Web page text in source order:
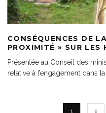
CONSÉQUENCES DE
PROXIMITÉ » SUR
Présentée au Conseil des
relative à l’engagement dans
1 2